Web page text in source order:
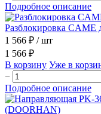
Подробное описание
Разблокировка CAME
1 566 ₽ / шт
1 566 ₽
В корзину Уже в
−
Подробное описание